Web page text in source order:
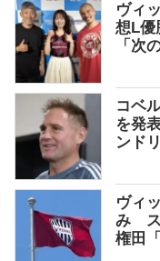
ヴィ
想L優
「次
コベ
を発
ンド
ヴィ
み ス
権田